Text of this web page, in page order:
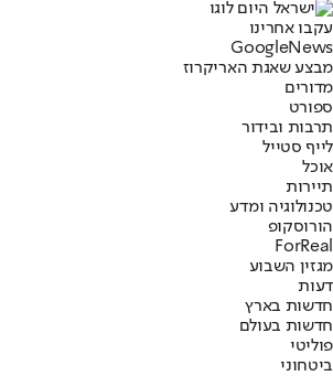
עקבו אחרינו
Googl eNews
מבצע שאגת האריקרוז
מדורים
ספורט
תרבות ובידור
לייף סטייל
אוכל
תיירות
טכנולוגיה ומדע
הורוסקופ
ForReal
מגזין השבוע
דעות
חדשות בארץ
חדשות בעולם
פוליטי
ביטחוני